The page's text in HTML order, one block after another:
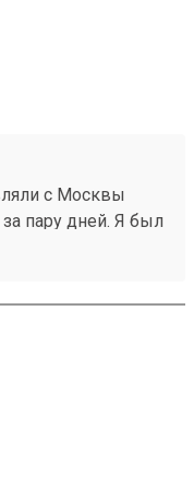
с Москвы
пару дней. Я был
на терминале
6 звезд.